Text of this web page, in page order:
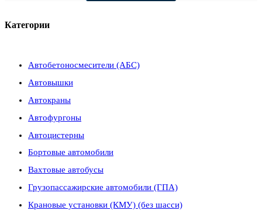
Категории
Автобетоносмесители (АБС)
Автовышки
Автокраны
Автофургоны
Автоцистерны
Бортовые автомобили
Вахтовые автобусы
Грузопассажирские автомобили (ГПА)
Крановые установки (КМУ) (без шасси)